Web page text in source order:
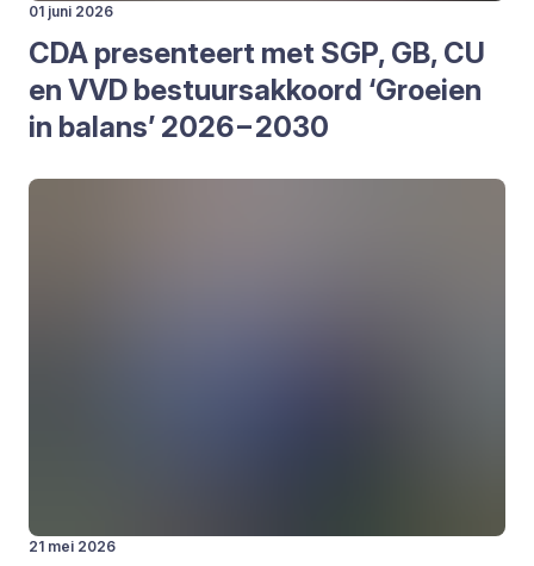
01 juni 2026
CDA pre­sen­teert met SGP, GB, CU
en VVD bestuurs­ak­koord ‘Groei­en
in balans’ 2026–2030
21 mei 2026